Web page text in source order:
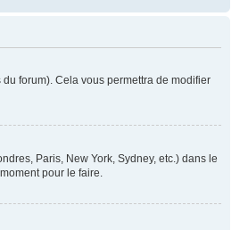
forum). Cela vous permettra de modifier
Paris, New York, Sydney, etc.) dans le
pour le faire.